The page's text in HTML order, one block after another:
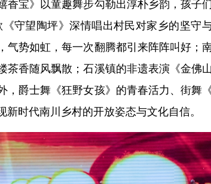
香宝》以童趣舞步勾勒出淳朴乡韵，孩子
守望陶坪》深情唱出村民对家乡的坚守
气势如虹，每一次翻腾都引来阵阵叫好；
茶香随风飘散；石溪镇的非遗表演《金佛
爵士舞《狂野女孩》的青春活力、街舞
时代南川乡村的开放姿态与文化自信。